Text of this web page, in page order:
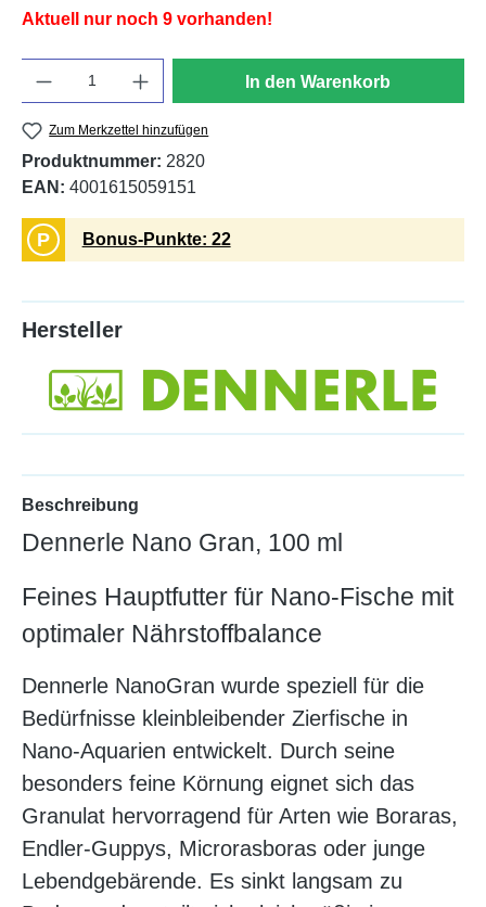
Aktuell nur noch 9 vorhanden!
In den Warenkorb
Zum Merkzettel hinzufügen
Produktnummer: 2820
EAN: 4001615059151
P Bonus-Punkte: 22
Hersteller
Beschreibung
Dennerle Nano Gran, 100 ml
Feines Hauptfutter für Nano-Fische mit
optimaler Nährstoffbalance
Dennerle NanoGran wurde speziell für die
Bedürfnisse kleinbleibender Zierfische in
Nano-Aquarien entwickelt. Durch seine
besonders feine Körnung eignet sich das
Granulat hervorragend für Arten wie Boraras,
Endler-Guppys, Microrasboras oder junge
Lebendgebärende. Es sinkt langsam zu